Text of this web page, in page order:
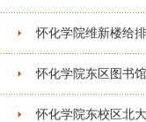
怀化学院维新楼给
怀化学院东区图书
怀化学院东校区北